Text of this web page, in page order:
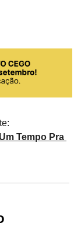
Um Tempo Pra